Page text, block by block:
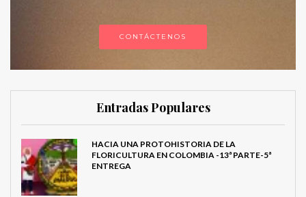
CONTÁCTENOS
Entradas Populares
HACIA UNA PROTOHISTORIA DE LA
FLORICULTURA EN COLOMBIA -13ª PARTE-5ª
ENTREGA